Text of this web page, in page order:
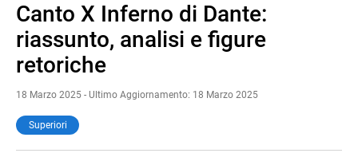
Canto X Inferno di Dante:
riassunto, analisi e figure
retoriche
18 Marzo 2025 - Ultimo Aggiornamento: 18 Marzo 2025
Superiori